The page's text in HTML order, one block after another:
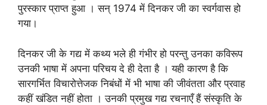
पुरस्कार प्राप्त हुआ । सन् 1974 में दिनकर जी का स्वर्गवास हो
गया।
दिनकर जी के गद्य में कथ्य भले ही गंभीर हो परन्तु उनका कविरूप
उनकी भाषा में अपना परिचय दे ही देता है । यही कारण है कि
सारगर्भित विचारोत्तेजक निबंधों में भी भाषा की जीवंतता और प्रवाह
कहीं खंडित नहीं होता । उनकी प्रमुख गद्य रचनाएँ हैं संस्कृति के